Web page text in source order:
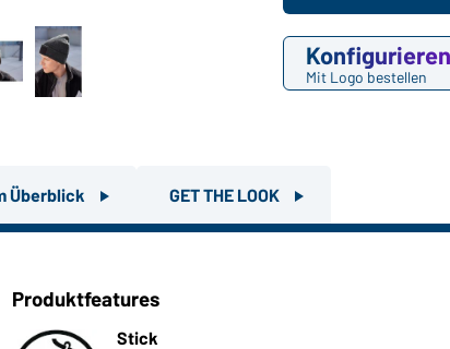
Konfigurieren
Mit Logo bestellen
Überblick GET THE LOOK
Produktfeatures
Stick